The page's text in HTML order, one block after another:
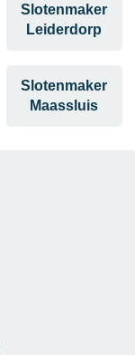
Slotenmaker
Leiderdorp
Slotenmaker
Maassluis